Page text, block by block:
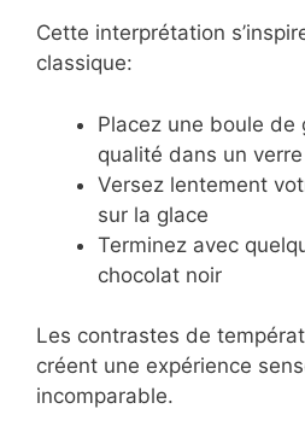
Cette interprétation
classique:
Placez une boule de
qualité dans un verre
Versez lentement
sur la glace
Terminez avec
chocolat noir
Les contrastes de
créent une expérience
incomparable.